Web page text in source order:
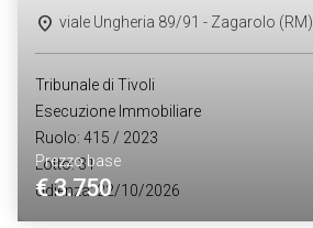
Prezzo base
€ 3.750
viale Ungheria 89/91 - Zagarolo (RM)
Tribunale di Tivoli
Esecuzione Immobiliare
Ruolo: 415 / 2023
Lotto: 31
Udienza: 22/10/2026